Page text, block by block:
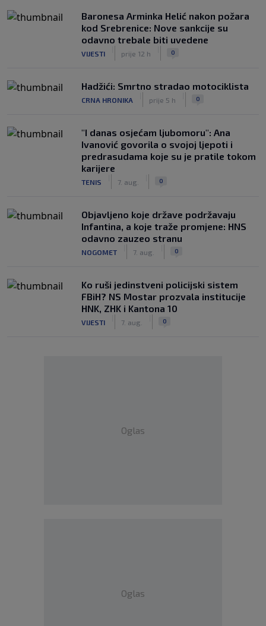
Baronesa Arminka Helić nakon požara
kod Srebrenice: Nove sankcije su
odavno trebale biti uvedene
VIJESTI prije 12 h 0
Hadžići: Smrtno stradao motociklista
CRNA HRONIKA prije 5 h 0
"I danas osjećam ljubomoru": Ana
Ivanović govorila o svojoj ljepoti i
predrasudama koje su je pratile tokom
karijere
TENIS 7. aug. 0
Objavljeno koje države podržavaju
Infantina, a koje traže promjene: HNS
odavno zauzeo stranu
NOGOMET 7. aug. 0
Ko ruši jedinstveni policijski sistem
FBiH? NS Mostar prozvala institucije
HNK, ZHK i Kantona 10
VIJESTI 7. aug. 0
Oglas
Oglas